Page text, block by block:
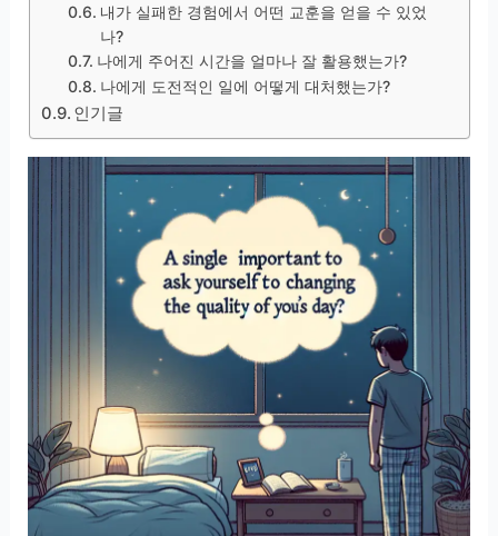
내가 실패한 경험에서 어떤 교훈을 얻을 수 있었
나?
나에게 주어진 시간을 얼마나 잘 활용했는가?
나에게 도전적인 일에 어떻게 대처했는가?
인기글